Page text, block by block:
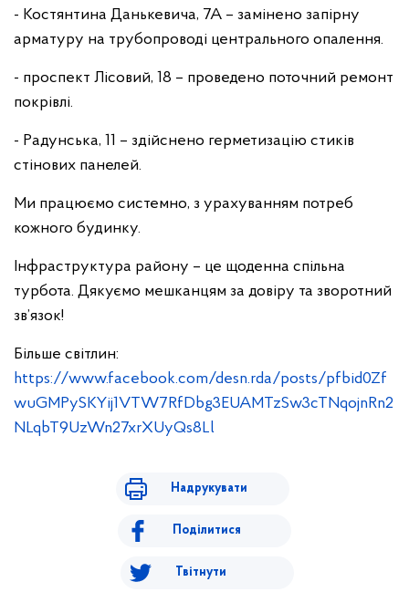
- Костянтина Данькевича, 7А – замінено запірну
арматуру на трубопроводі центрального опалення.
- проспект Лісовий, 18 – проведено поточний ремонт
покрівлі.
- Радунська, 11 – здійснено герметизацію стиків
стінових панелей.
Ми працюємо системно, з урахуванням потреб
кожного будинку.
Інфраструктура району – це щоденна спільна
турбота. Дякуємо мешканцям за довіру та зворотний
зв’язок!
Більше світлин:
https://www.facebook.com/desn.rda/posts/pfbid0Zf
wuGMPySKYij1VTW7RfDbg3EUAMTzSw3cTNqojnRn2
NLqbT9UzWn27xrXUyQs8Ll
Надрукувати
Поділитися
Твітнути